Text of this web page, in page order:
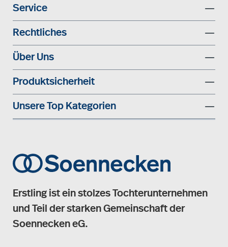
Service
Rechtliches
Über Uns
Produktsicherheit
Unsere Top Kategorien
Erstling ist ein stolzes Tochterunternehmen
und Teil der starken Gemeinschaft der
Soennecken eG.